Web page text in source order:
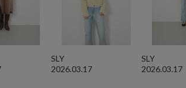
2026.03.17
SLY
2026.03.17
SLY